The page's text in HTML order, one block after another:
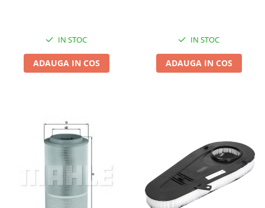
IN STOC
ADAUGA IN COS
IN STOC
ADAUGA IN COS